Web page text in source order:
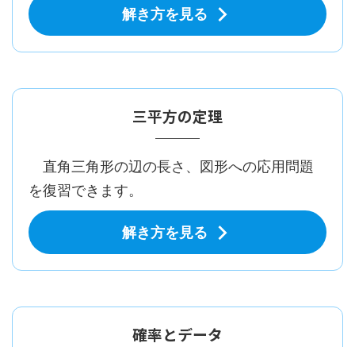
解き方を見る
三平方の定理
直角三角形の辺の長さ、図形への応用問題
を復習できます。
解き方を見る
確率とデータ